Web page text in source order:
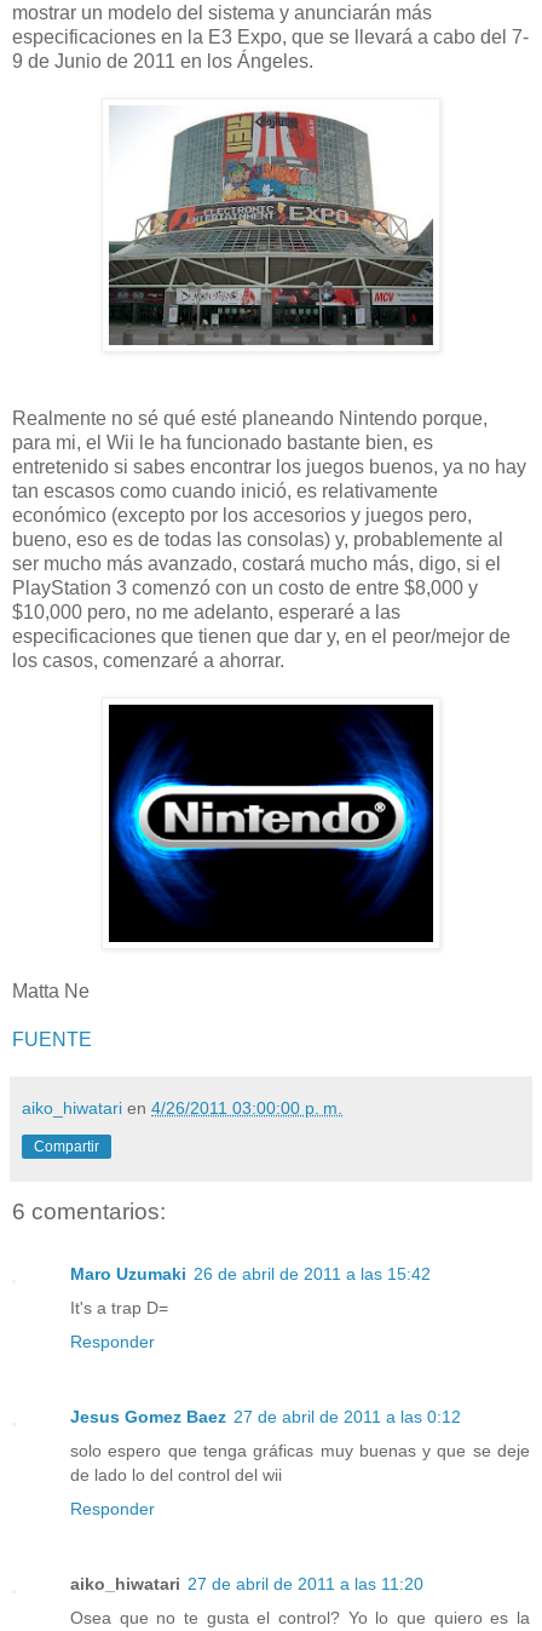
mostrar un modelo del sistema y anunciarán más
especificaciones en la E3 Expo, que se llevará a cabo del 7-
9 de Junio de 2011 en los Ángeles.
Realmente no sé qué esté planeando Nintendo porque,
para mi, el Wii le ha funcionado bastante bien, es
entretenido si sabes encontrar los juegos buenos, ya no hay
tan escasos como cuando inició, es relativamente
económico (excepto por los accesorios y juegos pero,
bueno, eso es de todas las consolas) y, probablemente al
ser mucho más avanzado, costará mucho más, digo, si el
PlayStation 3 comenzó con un costo de entre $8,000 y
$10,000 pero, no me adelanto, esperaré a las
especificaciones que tienen que dar y, en el peor/mejor de
los casos, comenzaré a ahorrar.
Matta Ne
FUENTE
aiko_hiwatari en 4/26/2011 03:00:00 p. m.
Compartir
6 comentarios:
Maro Uzumaki 26 de abril de 2011 a las 15:42
It's a trap D=
Responder
Jesus Gomez Baez 27 de abril de 2011 a las 0:12
solo espero que tenga gráficas muy buenas y que se deje
de lado lo del control del wii
Responder
aiko_hiwatari 27 de abril de 2011 a las 11:20
Osea que no te gusta el control? Yo lo que quiero es la